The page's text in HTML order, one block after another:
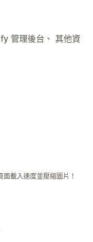
管理後台、 其他資
載入速度並壓縮圖片！